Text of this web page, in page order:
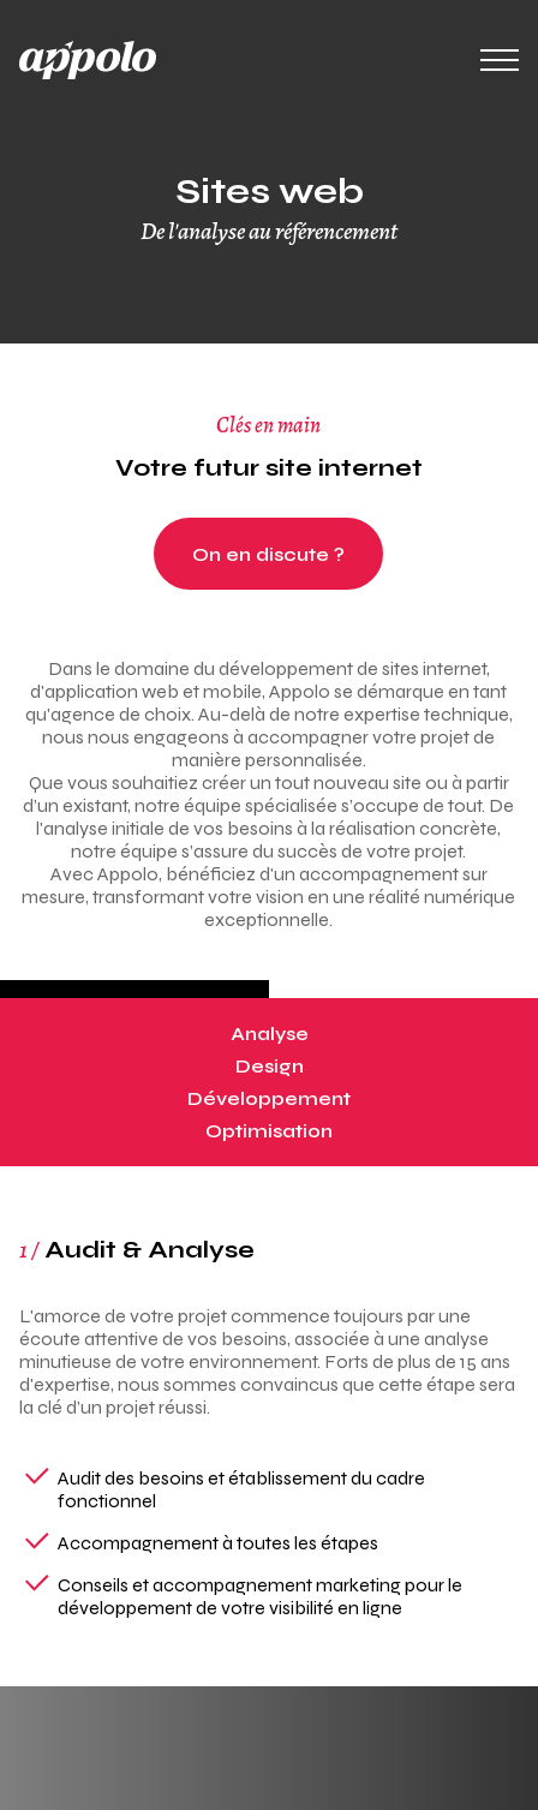
Sites web
De l'analyse au référencement
Clés en main
Votre futur site internet
On en discute ?
Dans le domaine du développement de sites internet,
d'application web et mobile, Appolo se démarque en tant
qu'agence de choix. Au-delà de notre expertise technique,
nous nous engageons à accompagner votre projet de
manière personnalisée.
Que vous souhaitiez créer un tout nouveau site ou à partir
d’un existant, notre équipe spécialisée s’occupe de tout. De
l'analyse initiale de vos besoins à la réalisation concrète,
notre équipe s’assure du succès de votre projet.
Avec Appolo, bénéficiez d'un accompagnement sur
mesure, transformant votre vision en une réalité numérique
exceptionnelle.
Analyse
Design
Développement
Optimisation
1 /Audit & Analyse
L'amorce de votre projet commence toujours par une
écoute attentive de vos besoins, associée à une analyse
minutieuse de votre environnement. Forts de plus de 15 ans
d'expertise, nous sommes convaincus que cette étape sera
la clé d’un projet réussi.
Audit des besoins et établissement du cadre
fonctionnel
Accompagnement à toutes les étapes
Conseils et accompagnement marketing pour le
développement de votre visibilité en ligne